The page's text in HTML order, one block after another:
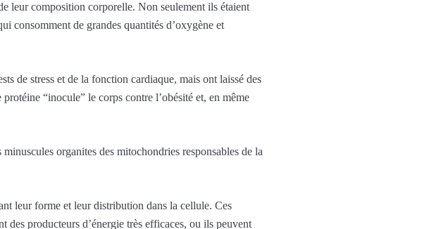
leur composition corporelle. Non seulement ils étaient
consomment de grandes quantités d’oxygène et
de stress et de la fonction cardiaque, mais ont laissé des
“inocule” le corps contre l’obésité et, en même
organites des mitochondries responsables de la
leur forme et leur distribution dans la cellule. Ces
des producteurs d’énergie très efficaces, ou ils peuvent